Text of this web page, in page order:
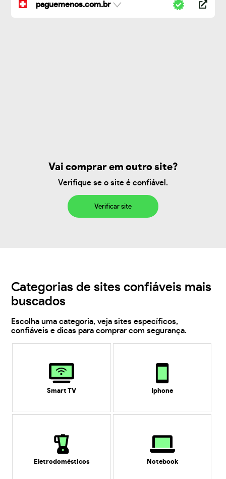
paguemenos.com.br
Vai comprar em outro site?
Verifique se o site é confiável.
Verificar site
Categorias de sites confiáveis mais
buscados
Escolha uma categoria, veja sites específicos,
confiáveis e dicas para comprar com segurança.
Smart TV Iphone
Eletrodomésticos Notebook